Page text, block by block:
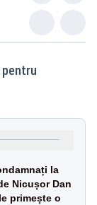
la
Nicușor Dan
primește o